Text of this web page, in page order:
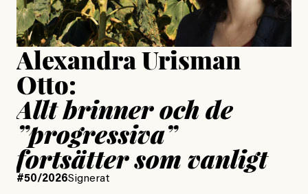
Uppdaterad15 July, 2026
Alexandra Urisman
Otto:
Allt brinner och de
”progressiva”
fortsätter som vanligt
#50/2026Signerat